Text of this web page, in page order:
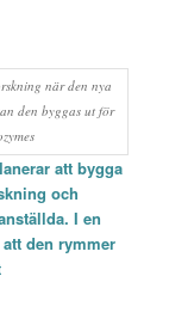
när den nya
den byggas ut för
att bygga
och
I en
den rymmer